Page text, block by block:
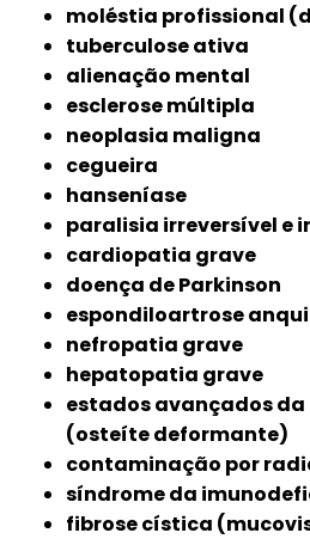
moléstia profissional
tuberculose ativa
alienação mental
esclerose múltipla
neoplasia maligna
cegueira
hanseníase
paralisia irreversível e
cardiopatia grave
doença de Parkinson
espondiloartrose
nefropatia grave
hepatopatia grave
estados avançados da
(osteíte deformante)
contaminação por
síndrome da
fibrose cística